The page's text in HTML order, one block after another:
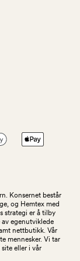
Konsernet består
og Hemtex med
strategi er å tilby
egenutviklede
nettbutikk. Vår
mennesker. Vi tar
eller i vår